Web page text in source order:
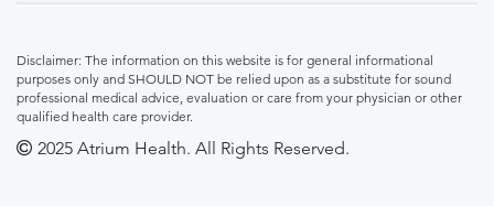
Disclaimer: The information on this website is for general informational
purposes only and SHOULD NOT be relied upon as a substitute for sound
professional medical advice, evaluation or care from your physician or other
qualified health care provider.
2025 Atrium Health. All Rights Reserved.